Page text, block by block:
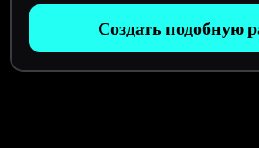
Создать подобную